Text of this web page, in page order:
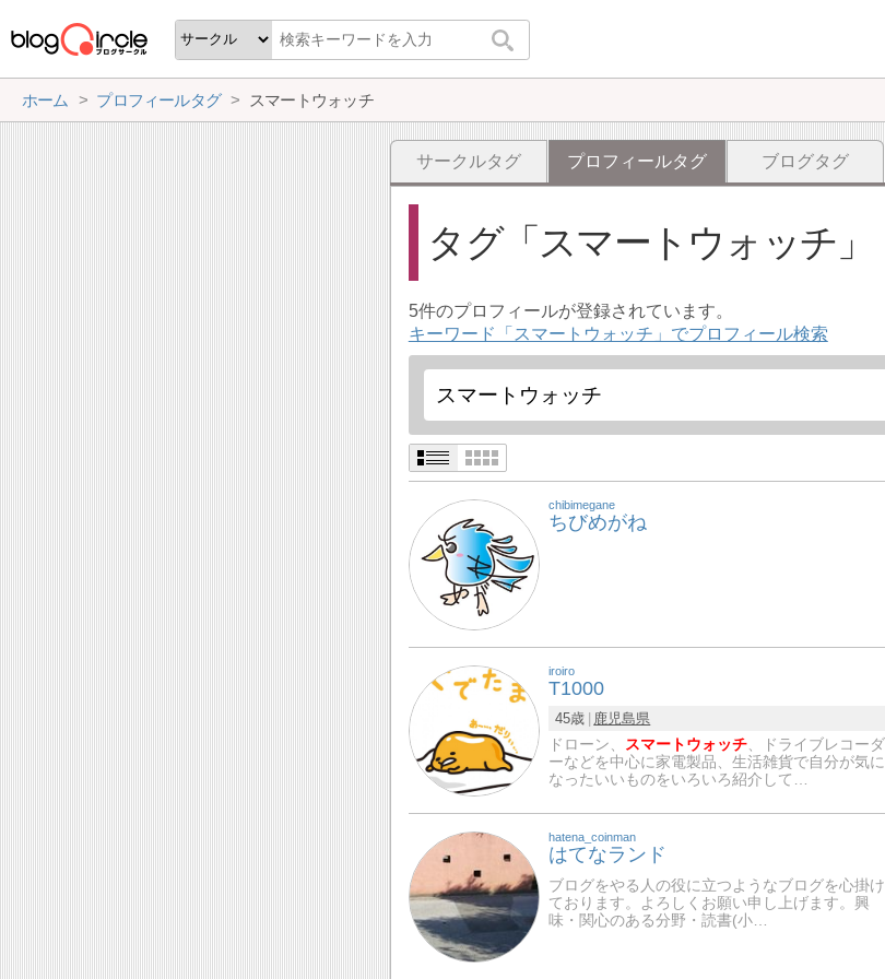
ホーム プロフィールタグ スマートウォッチ
サークルタグ プロフィールタグ ブログタグ
タグ スマートウォッチ
5件のプロフィールが登録されています。
キーワード「スマートウォッチ」でプロフィール検索
chibimegane
ちびめがね
iroiro
T1000
45歳 鹿児島県
ドローン、
スマートウォッチ、ドライブレコーダ
ーなどを中心に家電製品、生活雑貨で自分が気に
なったいいものをいろいろ紹介して…
hatena_coinman
はてなランド
ブログをやる人の役に立つようなブログを心掛け
ております。よろしくお願い申し上げます。興
味・関心のある分野・読書(小…